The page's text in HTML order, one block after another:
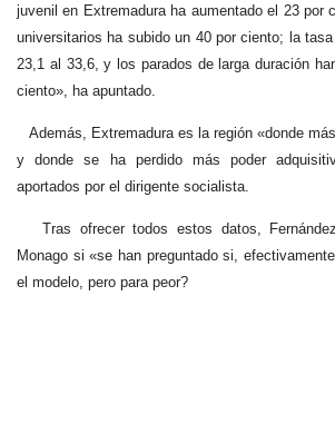
juvenil en Extremadura ha aumentado el 23 por
universitarios ha subido un 40 por ciento; la
23,1 al 33,6, y los parados de larga duración
ciento», ha apuntado.
Además, Extremadura es la región «donde
y donde se ha perdido más poder
aportados por el dirigente socialista.
Tras ofrecer todos estos datos,
Monago si «se han preguntado si,
el modelo, pero para peor?